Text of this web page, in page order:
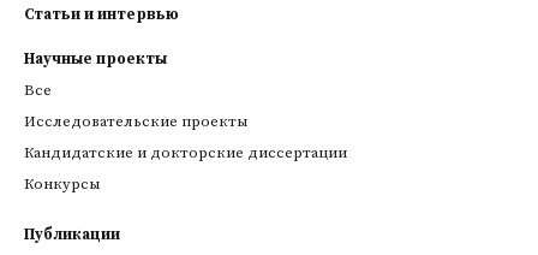
Статьи и интервью
Научные проекты
Все
Исследовательские проекты
Кандидатские и докторские диссертации
Конкурсы
Публикации